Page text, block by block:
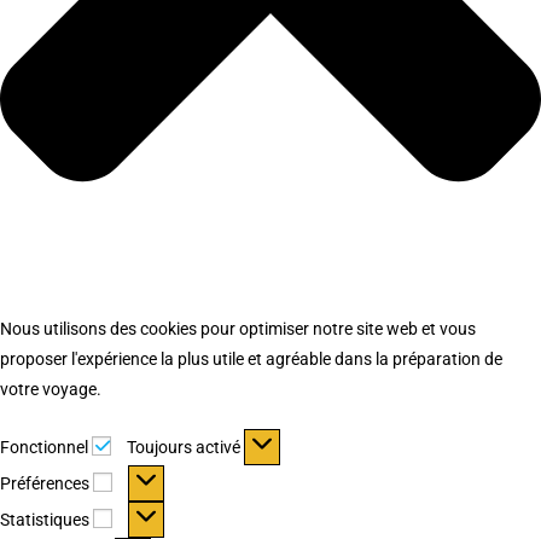
Nous utilisons des cookies pour optimiser notre site web et vous
proposer l'expérience la plus utile et agréable dans la préparation de
votre voyage.
Fonctionnel Fonctionnel
Toujours activé
Préférences
Préférences
Statistiques Statistiques